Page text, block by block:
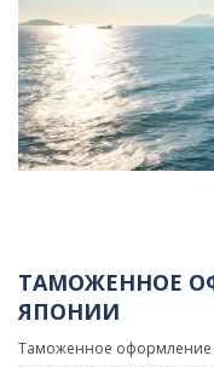
ТАМОЖЕННОЕ
ЯПОНИИ
Таможенное оформление